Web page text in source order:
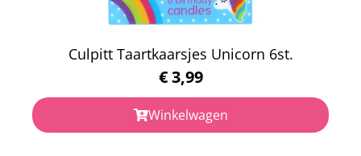
Culpitt Taartkaarsjes Unicorn 6st.
€3,99
Winkelwagen